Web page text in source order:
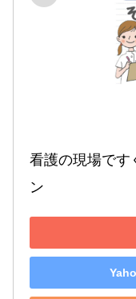
看護の現場です
ン